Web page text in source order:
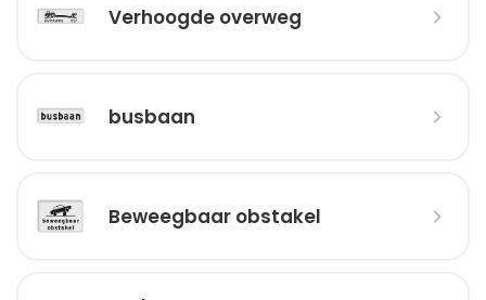
Verhoogde overweg
busbaan
Beweegbaar obstakel